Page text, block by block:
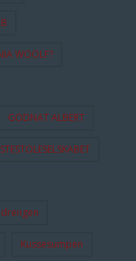
WOOLF?
GODNAT ALBERT
Kussesumpen